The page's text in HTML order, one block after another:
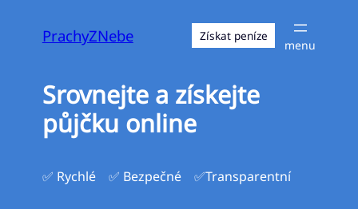
PrachyZNebe Získat peníze
Srovnejte a získejte
půjčku online
✅ Rychlé ✅ Bezpečné ✅Transparentní